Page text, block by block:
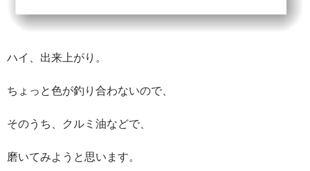
ハイ、出来上がり。
ちょっと色が釣り合わないので、
そのうち、クルミ油などで、
磨いてみようと思います。